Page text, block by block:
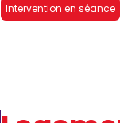
Intervention en séance